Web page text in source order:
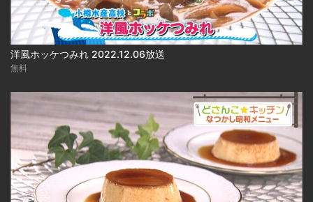
洋風ホッケつみれ 2022.12.06放送
無料